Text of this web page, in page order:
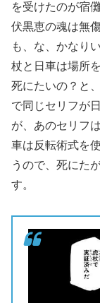
を受けたのが宿
伏黒恵の魂は無
も、な、かなり
杖と日車は場所
死にたいの？と
で同じセリフが
が、あのセリフ
車は反転術式を
うので、死にた
す。